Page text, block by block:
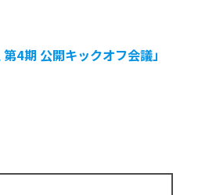
4期 公開キックオフ会議」